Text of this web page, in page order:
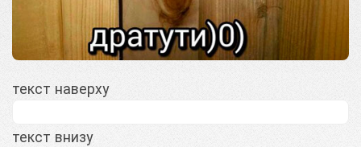
текст наверху
текст внизу